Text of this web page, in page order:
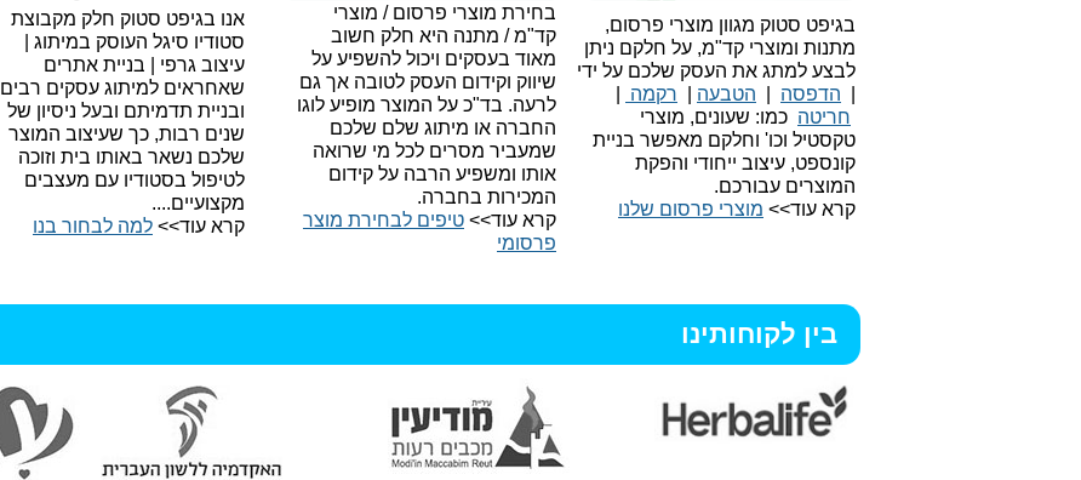
אנו בגיפט סטוק חלק מקבוצת
סטודיו סיגל העוסק במיתוג |
עיצוב גרפי | בניית אתרים
שאחראים למיתוג עסקים רבים
ובניית תדמיתם ובעל ניסיון של
שנים רבות, כך שעיצוב המוצר
שלכם נשאר באותו בית וזוכה
לטיפול בסטודיו עם מעצבים
מקצועיים....
קרא עוד>> למה לבחור בנו​
בגיפט סטוק מגוון מוצרי פרסום,
מתנות ומוצרי קד"מ, על חלקם ניתן
לבצע למתג את העסק שלכם על ידי
הדפסה הטבעה רקמה
חריטה כמו: שעונים, מוצרי
טקסטיל וכו' וחלקם מאפשר בניית
קונספט, עיצוב ייחודי והפקת
המוצרים עבורכם.
קרא עוד>> מוצרי פרסום שלנו
בחירת מוצרי פרסום / מוצרי
קד"מ / מתנה היא חלק חשוב
מאוד בעסקים ויכול להשפיע על
שיווק וקידום העסק לטובה אך גם
לרעה. בד"כ על המוצר מופיע לוגו
החברה או מיתוג שלם שלכם
שמעביר מסרים לכל מי שרואה
אותו ומשפיע הרבה על קידום
המכירות בחברה.
קרא עוד>> טיפים לבחירת מוצר
פרסומי
בין לקוחותינו